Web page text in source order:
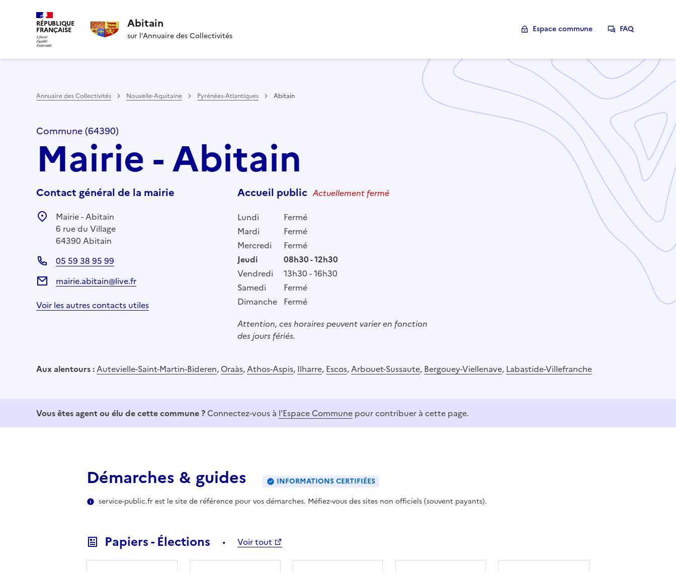
RÉPUBLIQUE
FRANÇAISE Abitain
sur l’Annuaire des Collectivités
Espace commune FAQ
Annuaire des Collectivités Nouvelle-Aquitaine Pyrénées-Atlantiques Abitain
Commune (64390)
Mairie - Abitain
Contact général de la mairie
Mairie - Abitain
6 rue du Village
64390 Abitain
05 59 38 95 99
mairie.abitain@live.fr
Voir les autres contacts utiles
Accueil public Actuellement fermé
Lundi
Fermé
Mardi
Fermé
Mercredi
Fermé
Jeudi
08h30 - 12h30
Vendredi
13h30 - 16h30
Samedi
Fermé
Dimanche Fermé
Attention, ces horaires peuvent varier en fonction
des jours fériés.
Aux alentours :Autevielle-Saint-Martin-Bideren, Oraàs,Athos-Aspis, Ilharre, Escos,Arbouet-Sussaute, Bergouey-Viellenave, Labastide-Villefranche
Vous êtes agent ou élu de cette commune ? Connectez-vous à l'Espace Commune pour contribuer à cette page.
Démarches & guides
INFORMATIONS CERTIFIÉES
service-public.fr est le site de référence pour vos démarches. Méfiez-vous des sites non officiels (souvent payants).
Papiers - Élections Voir tout